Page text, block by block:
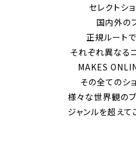
セレクトシ
国内外の
正規ルート
それぞれ異なる
MAKES
その全てのシ
様々な世界観の
ジャンルを超え